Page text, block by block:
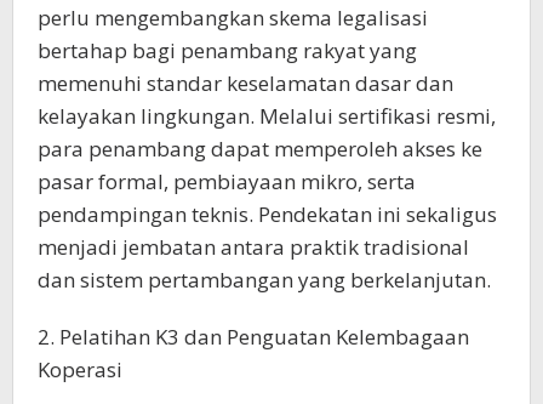
perlu mengembangkan skema legalisasi
bertahap bagi penambang rakyat yang
memenuhi standar keselamatan dasar dan
kelayakan lingkungan. Melalui sertifikasi resmi,
para penambang dapat memperoleh akses ke
pasar formal, pembiayaan mikro, serta
pendampingan teknis. Pendekatan ini sekaligus
menjadi jembatan antara praktik tradisional
dan sistem pertambangan yang berkelanjutan.
2. Pelatihan K3 dan Penguatan Kelembagaan
Koperasi